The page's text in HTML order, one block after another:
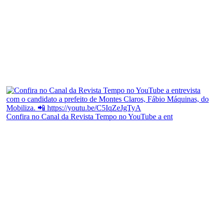
Confira no Canal da Revista Tempo no YouTube a ent